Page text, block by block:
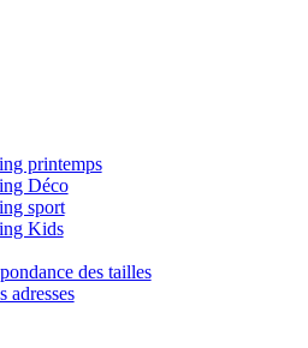
printemps
Déco
sport
Kids
des tailles
adresses